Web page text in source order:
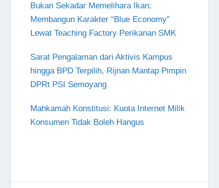
Bukan Sekadar Memelihara Ikan:
Membangun Karakter “Blue Economy”
Lewat Teaching Factory Perikanan SMK
Sarat Pengalaman dari Aktivis Kampus
hingga BPD Terpilih, Rijnan Mantap Pimpin
DPRt PSI Semoyang
Mahkamah Konstitusi: Kuota Internet Milik
Konsumen Tidak Boleh Hangus